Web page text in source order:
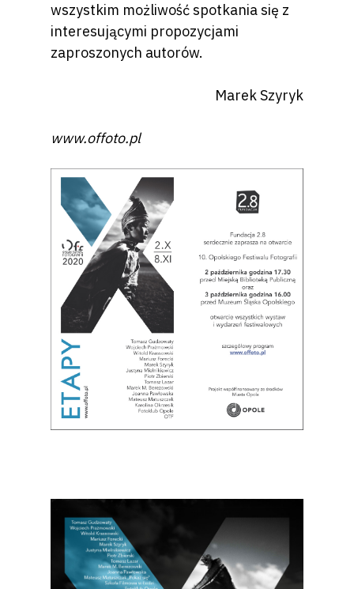
wszystkim możliwość spotkania się z
interesującymi propozycjami
zaproszonych autorów.
Marek Szyryk
www.offoto.pl